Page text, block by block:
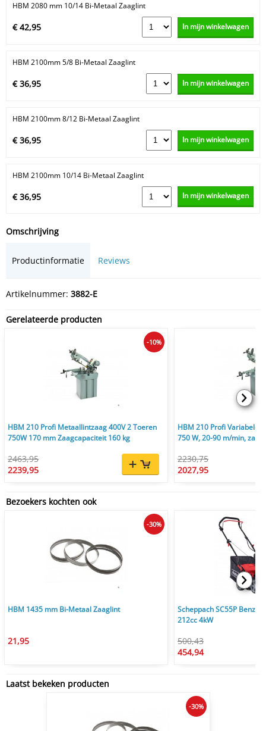
HBM 2080 mm 10/14 Bi-Metaal Zaaglint
€ 42,95 In mijn winkelwagen
HBM 2100mm 5/8 Bi-Metaal Zaaglint
€ 36,95 In mijn winkelwagen
HBM 2100mm 8/12 Bi-Metaal Zaaglint
€ 36,95 In mijn winkelwagen
HBM 2100mm 10/14 Bi-Metaal Zaaglint
€ 36,95 In mijn winkelwagen
Omschrijving
Productinformatie Reviews
Artikelnummer: 3882-E
Gerelateerde producten
HBM 210 Profi Metaallintzaag 400V 2 Toeren
750W 170 mm Zaagcapaciteit 160 kg
2463,95
2239,95
-10%
HBM 210 Profi Variabele
750 W, 20-90 m/min,
2230,75
2027,95
Bezoekers kochten ook
HBM 1435 mm Bi-Metaal Zaaglint
21,95
-30%
Scheppach SC55P
212cc 4kW
500,43
454,94
Laatst bekeken producten
-30%